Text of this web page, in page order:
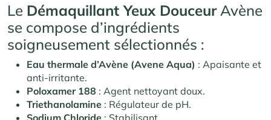
Le Démaquillant Yeux DouceurAvène
se compose d’ingrédients
soigneusement sélectionnés :
Eau thermale d’Avène (Avene Aqua) : Apaisante et
anti-irritante.
Poloxamer 188 : Agent nettoyant doux.
Triethanolamine : Régulateur de pH.
Sodium Chloride : Stabilisant.